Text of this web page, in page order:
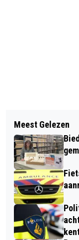
PERSOON
EDWARD
PUBLIEK
PROJECT”
Meest Gelezen